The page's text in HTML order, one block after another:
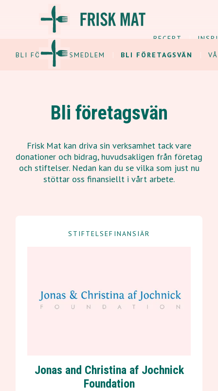
RECEPT
BLI FÖRENINGSMEDLEM
BLI FÖRETAGSVÄN
Bli företagsvän
Frisk Mat kan driva sin verksamhet tack vare
donationer och bidrag, huvudsakligen från företag
och stiftelser. Nedan kan du se vilka som just nu
stöttar oss finansiellt i vårt arbete.
STIFTELSEFINANSIÄR
Jonas and Christina af Jochnick
Foundation